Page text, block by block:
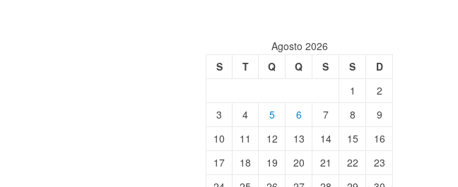
Agosto 2026
S
T Q Q S S
D
1
2
3
4 5 6 7 8
9
10
11 12 13 14 15
16
17
18 19 20 21 22
23